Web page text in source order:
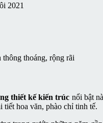
thoáng, rộng rãi
thiết kế kiến trúc nổi bật
hoa văn, phào chỉ tinh tế.